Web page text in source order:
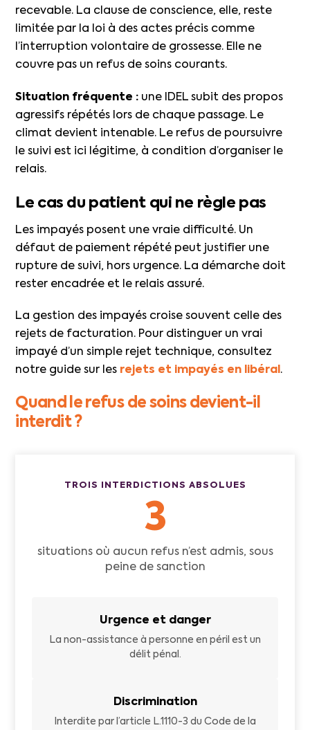
recevable. La clause de conscience, elle, reste
limitée par la loi à des actes précis comme
l’interruption volontaire de grossesse. Elle ne
couvre pas un refus de soins courants.
Situation fréquente : une IDEL subit des propos
agressifs répétés lors de chaque passage. Le
climat devient intenable. Le refus de poursuivre
le suivi est ici légitime, à condition d’organiser le
relais.
Le cas du patient qui ne règle pas
Les impayés posent une vraie difficulté. Un
défaut de paiement répété peut justifier une
rupture de suivi, hors urgence. La démarche doit
rester encadrée et le relais assuré.
La gestion des impayés croise souvent celle des
rejets de facturation. Pour distinguer un vrai
impayé d’un simple rejet technique, consultez
notre guide sur les rejets et impayés en libéral.
Quand le refus de soins devient-il
interdit ?
TROIS INTERDICTIONS ABSOLUES
3
situations où aucun refus n’est admis, sous
peine de sanction
Urgence et danger
La non-assistance à personne en péril est un
délit pénal.
Discrimination
Interdite par l’article L.1110-3 du Code de la